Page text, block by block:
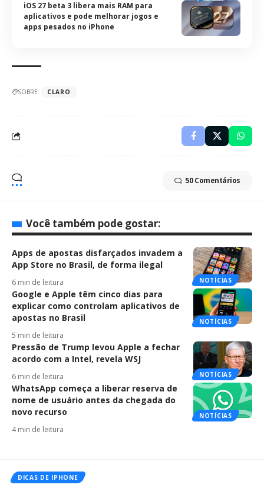
iOS 27 beta 3 libera mais RAM para
aplicativos e pode melhorar jogos e
apps pesados no iPhone
SOBRE: CLARO
50 Comentários
Você também pode gostar:
NOTÍCIAS
Apps de apostas disfarçados invadem a
App Store no Brasil, de forma ilegal
6 min de leitura
NOTÍCIAS
Google e Apple têm cinco dias para
explicar como controlam aplicativos de
apostas no Brasil
5 min de leitura
NOTÍCIAS
Pressão de Trump levou Apple a fechar
acordo com a Intel, revela WSJ
6 min de leitura
NOTÍCIAS
WhatsApp começa a liberar reserva de
nome de usuário antes da chegada do
novo recurso
4 min de leitura
DICAS DE IPHONE